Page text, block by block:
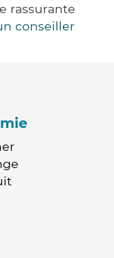
rassurante
conseiller